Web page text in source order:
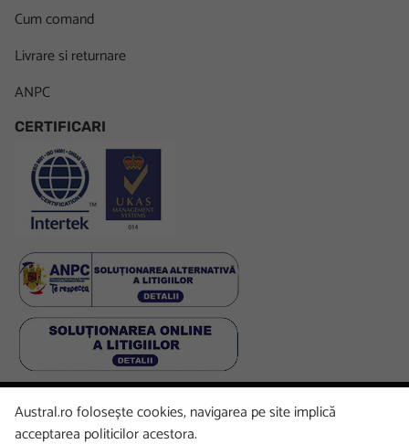
Cum comand
Livrare si returnare
ANPC
CERTIFICARI
FacebookLinkedInInstagramYoutube
Austral.ro folosește cookies, navigarea pe site implică
acceptarea politicilor acestora.